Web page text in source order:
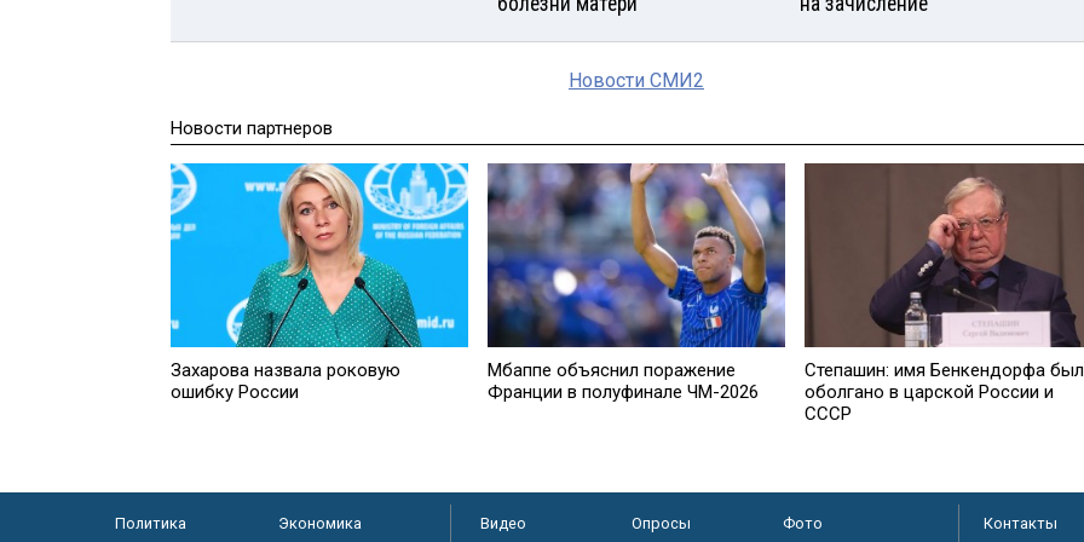
Новости СМИ2
Новости партнеров
Захарова назвала роковую
ошибку России
Мбаппе объяснил поражение
Франции в полуфинале ЧМ-2026
Степашин: имя Бенкендорфа
оболгано в царской России и
СССР
Политика
Экономика
Видео Опросы
Фото
Контакты